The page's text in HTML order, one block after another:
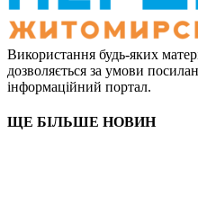
Використання будь-яких
дозволяється за умови
інформаційний портал.
ЩЕ БІЛЬШЕ НОВИН